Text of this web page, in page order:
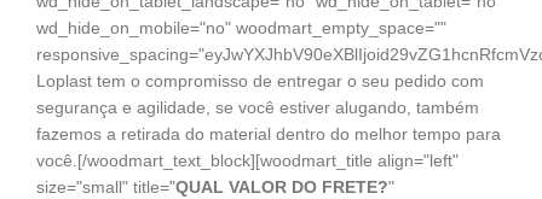
wd_hide_on_mobile="no" woodmart_empty_space=""
Loplast tem o compromisso de entregar o seu pedido com
segurança e agilidade, se você estiver alugando, também
fazemos a retirada do material dentro do melhor tempo para
você.[/woodmart_text_block][woodmart_title align="left"
size="small" title="QUAL VALOR DO FRETE?"